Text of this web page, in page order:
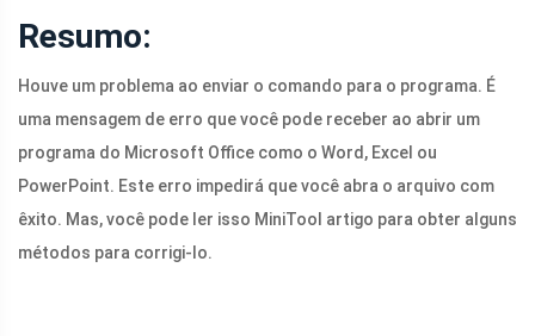
Resumo:
Houve um problema ao enviar o comando para o programa. É
uma mensagem de erro que você pode receber ao abrir um
programa do Microsoft Office como o Word, Excel ou
PowerPoint. Este erro impedirá que você abra o arquivo com
êxito. Mas, você pode ler isso MiniTool artigo para obter alguns
métodos para corrigi-lo.